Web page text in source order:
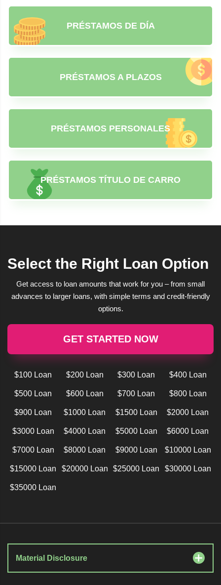
PRÉSTAMOS DE DÍA
PRÉSTAMOS A PLAZOS
PRÉSTAMOS PERSONALES
PRÉSTAMOS TÍTULO DE CARRO
Select the Right Loan Option
Get access to loan amounts that work for you – from small
advances to larger loans, with simple terms and credit-friendly
options.
GET STARTED NOW
$100 Loan $200 Loan $300 Loan $400 Loan
$500 Loan $600 Loan $700 Loan $800 Loan
$900 Loan $1000 Loan $1500 Loan $2000 Loan
$3000 Loan $4000 Loan $5000 Loan $6000 Loan
$7000 Loan $8000 Loan $9000 Loan $10000 Loan
$15000 Loan $20000 Loan $25000 Loan $30000 Loan
$35000 Loan
Material Disclosure